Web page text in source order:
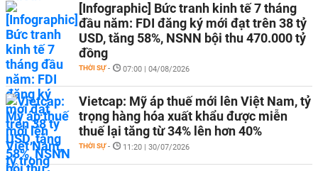
[Infographic] Bức tranh kinh tế 7 tháng
đầu năm: FDI đăng ký mới đạt trên 38 tỷ
USD, tăng 58%, NSNN bội thu 470.000 tỷ
đồng
THỜI SỰ - 07:00 | 04/08/2026
Vietcap: Mỹ áp thuế mới lên Việt Nam, tỷ
trọng hàng hóa xuất khẩu được miễn
thuế lại tăng từ 34% lên hơn 40%
THỜI SỰ - 11:20 | 30/07/2026